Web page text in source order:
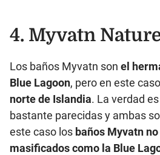
4. Myvatn
Los baños Myvatn son el
Blue Lagoon, pero en este caso
norte de Islandia. La verdad
bastante parecidas y ambas
este caso los baños Myvatn
masificados como la Blue